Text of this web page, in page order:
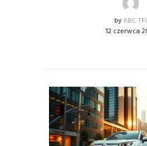
by KBC TFI
12 czerwca